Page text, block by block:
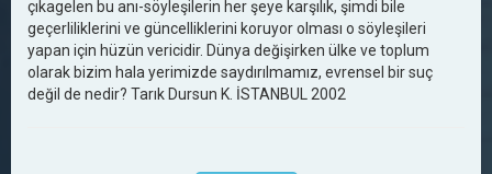
çıkagelen bu anı-söyleşilerin her şeye karşılık, şimdi bile
geçerliliklerini ve güncelliklerini koruyor olması o söyleşileri
yapan için hüzün vericidir. Dünya değişirken ülke ve toplum
olarak bizim hala yerimizde saydırılmamız, evrensel bir suç
değil de nedir? Tarık Dursun K. İSTANBUL 2002